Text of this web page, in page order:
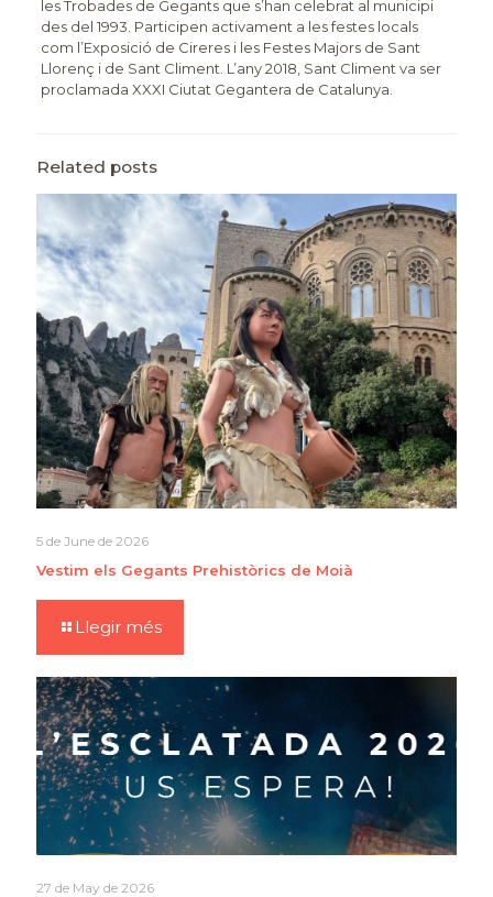
les Trobades de Gegants que s’han celebrat al municipi
des del 1993. Participen activament a les festes locals
com l’Exposició de Cireres i les Festes Majors de Sant
Llorenç i de Sant Climent. L’any 2018, Sant Climent va ser
proclamada XXXI Ciutat Gegantera de Catalunya.
Related posts
5 de June de 2026
Vestim els Gegants Prehistòrics de Moià
Llegir més
27 de May de 2026